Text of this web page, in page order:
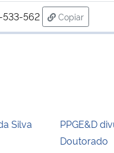
562
Copiar
para área
Silva
PPGE&D
Doutorado